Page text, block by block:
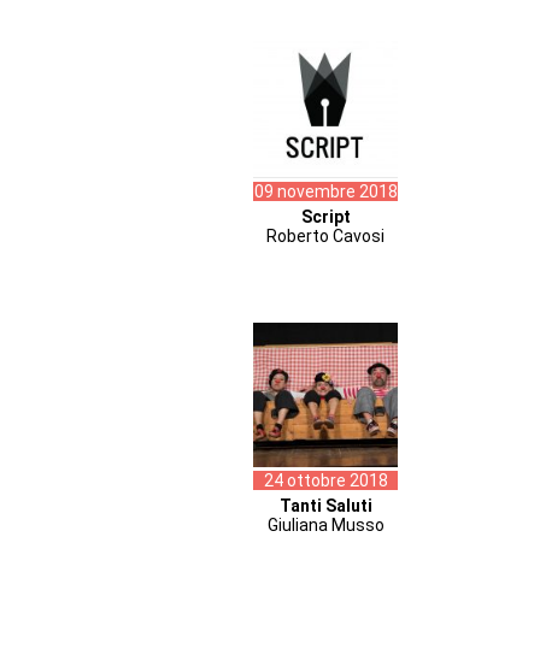
09 novembre 2018
Script
Roberto Cavosi
24 ottobre 2018
Tanti Saluti
Giuliana Musso